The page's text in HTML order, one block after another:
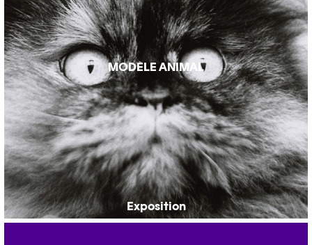
MODÈLE ANIMAL
Exposition